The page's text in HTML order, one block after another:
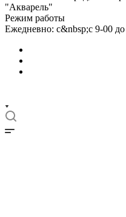
"Акварель"
Режим работы
Ежедневно: с&nbsp;с 9-00